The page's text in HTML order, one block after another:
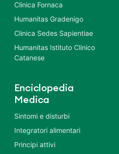
Clinica Fornaca
Humanitas Gradenigo
Clinica Sedes Sapientiae
Humanitas Istituto Clinico
Catanese
Enciclopedia
Medica
Sintomi e disturbi
Integratori alimentari
Principi attivi